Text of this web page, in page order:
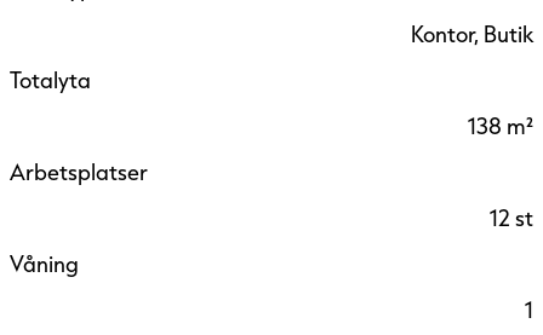
Kontor, Butik
Totalyta
138 m²
Arbetsplatser
12 st
Våning
1